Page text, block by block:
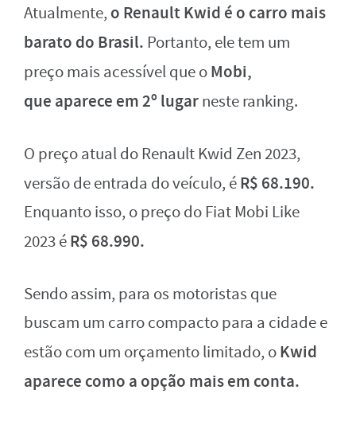
Atualmente, o Renault Kwid é o carro mais
barato do Brasil. Portanto, ele tem um
preço mais acessível que oMobi,
que aparece em 2º lugarneste ranking.
O preço atual do Renault Kwid Zen 2023,
versão de entrada do veículo, éR$ 68.190.
Enquanto isso, o preço do Fiat Mobi Like
2023 éR$ 68.990.
Sendo assim, para os motoristas que
buscam um carro compacto para a cidade e
estão com um orçamento limitado, oKwid
aparece como a opção mais em conta.